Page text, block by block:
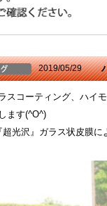
2019/05/29
スコーティング、ハイ
ます(^O^)
超光沢』ガラス状皮膜